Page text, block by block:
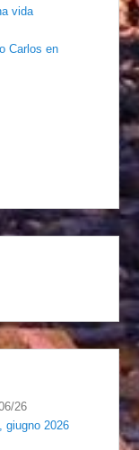
vida
Carlos en
26
giugno 2026